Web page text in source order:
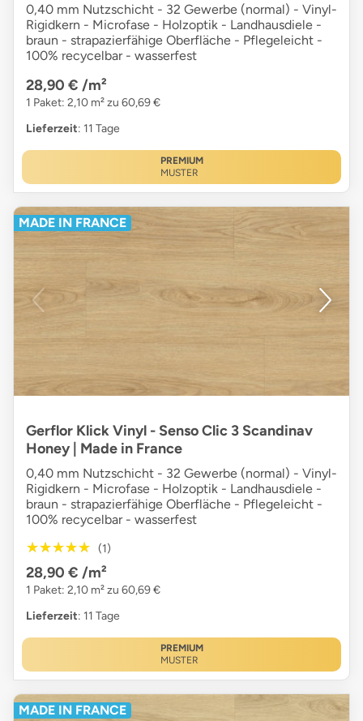
0,40 mm Nutzschicht - 32 Gewerbe (normal) - Vinyl-
Rigidkern - Microfase - Holzoptik - Landhausdiele -
braun - strapazierfähige Oberfläche - Pflegeleicht -
100% recycelbar - wasserfest
28,90 € /m²
1 Paket: 2,10 m² zu 60,69 €
Lieferzeit: 11 Tage
PREMIUM
MUSTER
MADE IN FRANCE
Gerflor Klick Vinyl - Senso Clic 3 Scandinav
Honey | Made in France
0,40 mm Nutzschicht - 32 Gewerbe (normal) - Vinyl-
Rigidkern - Microfase - Holzoptik - Landhausdiele -
braun - strapazierfähige Oberfläche - Pflegeleicht -
100% recycelbar - wasserfest
★★★★★
★★★★★ (1)
28,90 € /m²
1 Paket: 2,10 m² zu 60,69 €
Lieferzeit: 11 Tage
PREMIUM
MUSTER
MADE IN FRANCE